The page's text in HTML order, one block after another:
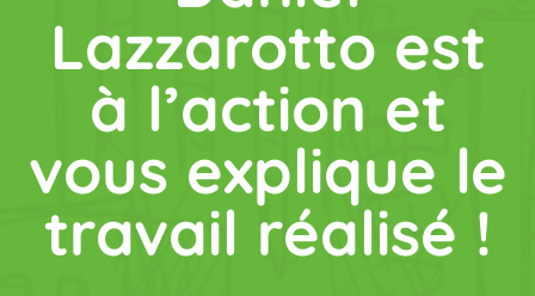
Lazzarotto est
à l’action et
vous explique le
travail réalisé !